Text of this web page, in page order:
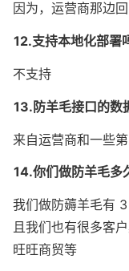
因为，运营商那边
12.支持本地化部署
不支持
13.防羊毛接口的数
来自运营商和一些
14.你们做防羊毛多
我们做防薅羊毛有
且我们也有很多客
旺旺商贸等